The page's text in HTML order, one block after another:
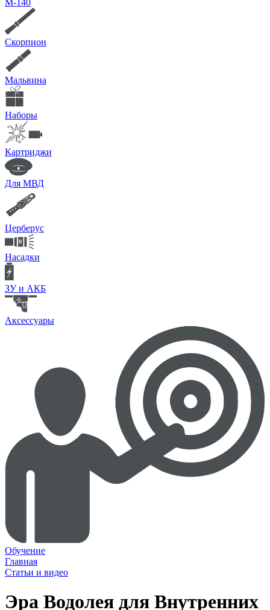
М-140
Скорпион
Мальвина
Наборы
Картриджи
Для МВД
Церберус
Насадки
ЗУ и АКБ
Аксессуары
Обучение
Главная
Статьи и видео
Эра Водолея для Внутренних